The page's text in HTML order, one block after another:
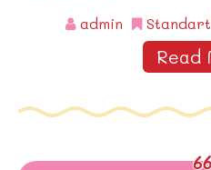
admin Standart
Read